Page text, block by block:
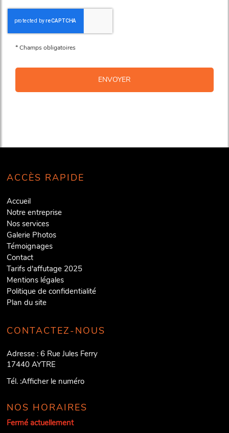
*Champs obligatoires
ACCÈS RAPIDE
Accueil
Notre entreprise
Nos services
Galerie Photos
Témoignages
Contact
Tarifs d'affutage 2025
Mentions légales
Politique de confidentialité
Plan du site
CONTACTEZ-NOUS
Adresse :6 Rue Jules Ferry
17440 AYTRE
Tél. :Afficher le numéro
NOS HORAIRES
Fermé actuellement